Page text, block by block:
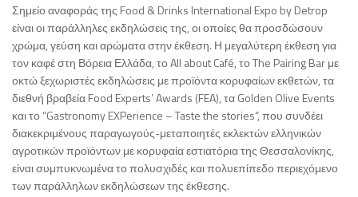
Σημείο αναφοράς της Food & Drinks International Expo by Detrop
είναι οι παράλληλες εκδηλώσεις της, οι οποίες θα προσδώσουν
χρώμα, γεύση και αρώματα στην έκθεση. Η μεγαλύτερη έκθεση για
τον καφέ στη Βόρεια Ελλάδα, το All about Café, το The Pairing Bar με
οκτώ ξεχωριστές εκδηλώσεις με προϊόντα κορυφαίων εκθετών, τα
διεθνή βραβεία Food Experts’ Awards (FEA), τα Golden Olive Events
και το “Gastronomy EXPerience – Taste the stories”, που συνδέει
διακεκριμένους παραγωγούς-μεταποιητές εκλεκτών ελληνικών
αγροτικών προϊόντων με κορυφαία εστιατόρια της Θεσσαλονίκης,
είναι συμπυκνωμένα το πολυσχιδές και πολυεπίπεδο περιεχόμενο
των παράλληλων εκδηλώσεων της έκθεσης.